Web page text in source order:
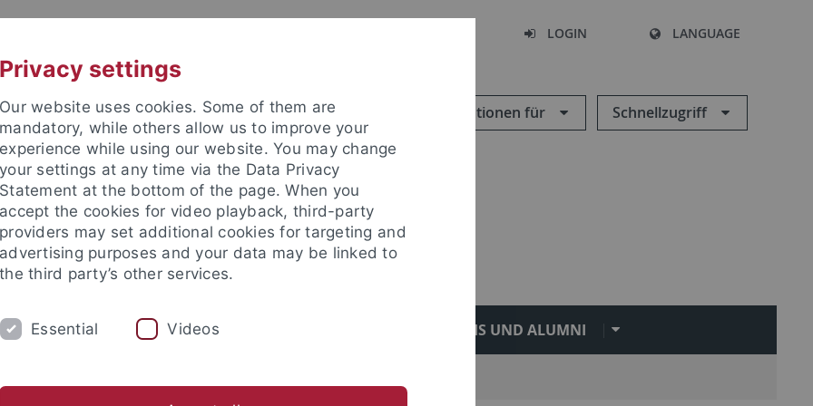
LOGIN LANGUAGE
Informationen für Schnellzugriff
Fakultät
FORSCHUNG PRAXIS UND ALUMNI
Privacy settings
Our website uses cookies. Some of them are
mandatory, while others allow us to improve your
experience while using our website. You may change
your settings at any time via the Data Privacy
Statement at the bottom of the page. When you
accept the cookies for video playback, third-party
providers may set additional cookies for targeting and
advertising purposes and your data may be linked to
the third party’s other services.
Essential Videos